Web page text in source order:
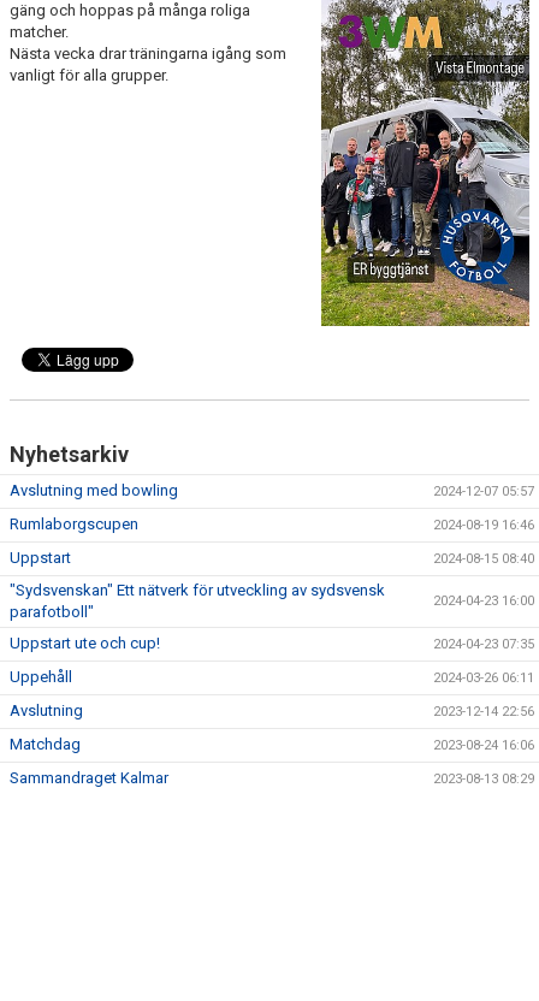
MATCHER
gäng och hoppas på många roliga
matcher.
Nästa vecka drar träningarna igång som
vanligt för alla grupper.
Nyhetsarkiv
Avslutning med bowling 2024-12-07 05:57
Rumlaborgscupen 2024-08-19 16:46
Uppstart 2024-08-15 08:40
"Sydsvenskan" Ett nätverk för utveckling av sydsvensk
parafotboll"
2024-04-23 16:00
Uppstart ute och cup! 2024-04-23 07:35
Uppehåll 2024-03-26 06:11
Avslutning 2023-12-14 22:56
Matchdag 2023-08-24 16:06
Sammandraget Kalmar 2023-08-13 08:29